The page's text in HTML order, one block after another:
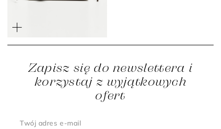
Zapisz się do newslettera i
korzystaj z wyjątkowych
ofert